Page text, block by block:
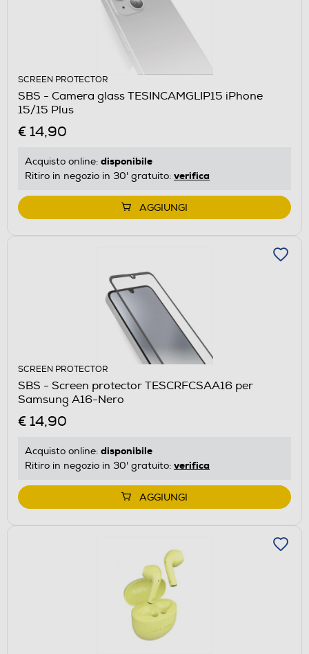
SCREEN PROTECTOR
SBS - Camera glass TESINCAMGLIP15 iPhone
15/15 Plus
€ 14,90
Acquisto online: disponibile
Ritiro in negozio in 30' gratuito: verifica
AGGIUNGI
SCREEN PROTECTOR
SBS - Screen protector TESCRFCSAA16 per
Samsung A16-Nero
€ 14,90
Acquisto online: disponibile
Ritiro in negozio in 30' gratuito: verifica
AGGIUNGI